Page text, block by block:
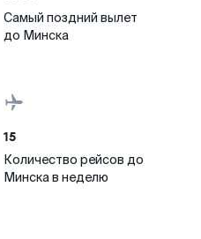
Самый поздний вылет
до Минска
15
Количество рейсов до
Минска в неделю